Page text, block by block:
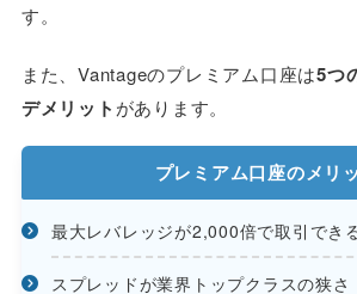
す。
また、Vantageのプレミアム口座は5つ
デメリット があります。
プレミアム口座のメリ
最大レバレッジが2,000倍で取引でき
スプレッドが業界トップクラスの狭さ